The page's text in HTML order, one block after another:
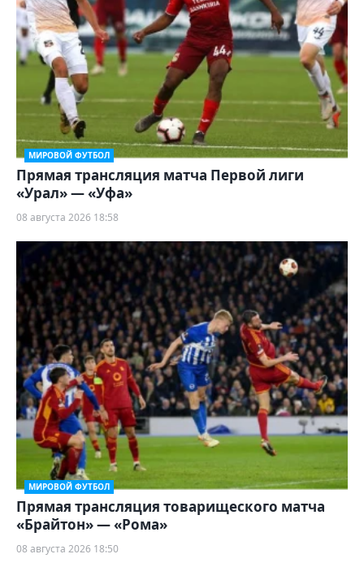
МИРОВОЙ ФУТБОЛ
Прямая трансляция матча Первой лиги
«Урал» — «Уфа»
08 августа 2026 18:58
МИРОВОЙ ФУТБОЛ
Прямая трансляция товарищеского матча
«Брайтон» — «Рома»
08 августа 2026 18:50